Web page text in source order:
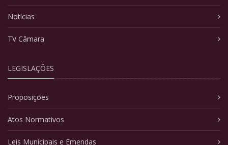
Notícias
TV Câmara
LEGISLAÇÕES
Proposições
Atos Normativos
Leis Municipais e Emendas